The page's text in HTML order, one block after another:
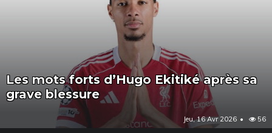
Les mots forts d’Hugo Ekitiké après sa
grave blessure
Jeu, 16 Avr 2026 56